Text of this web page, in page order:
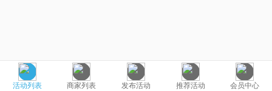
活动列表 商家列表 发布活动 推荐活动 会员中心